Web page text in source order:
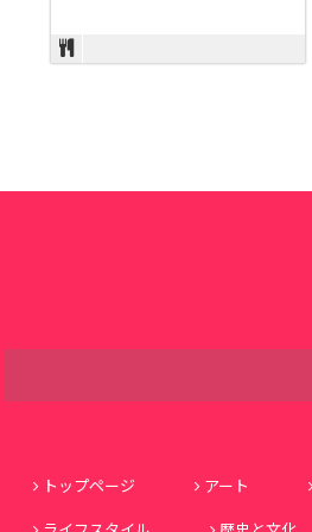
トップページ
アート